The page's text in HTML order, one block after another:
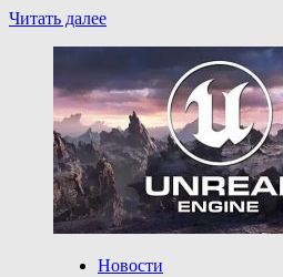
Читать далееПрочитать
Портативная
PlayStation
6 может
получить
док-
станцию
в духе
Nintendo
Switch
2
Новости